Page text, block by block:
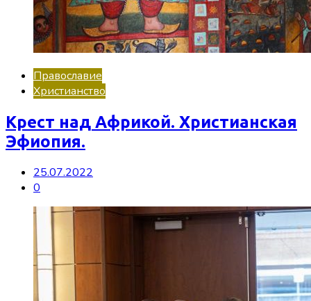
Православие
Христианство
Крест над Африкой. Христианская
Эфиопия.
25.07.2022
0